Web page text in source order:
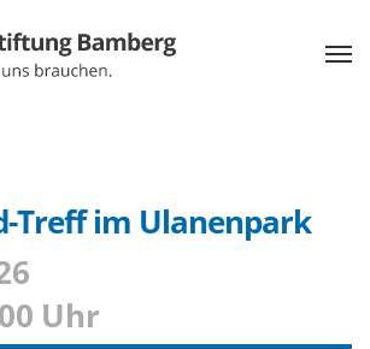
Treff im Ulanenpark
Uhr